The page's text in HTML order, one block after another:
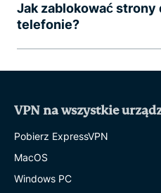
Jak zablokować strony
telefonie?
VPN na wszystkie
Pobierz ExpressVPN
MacOS
Windows PC